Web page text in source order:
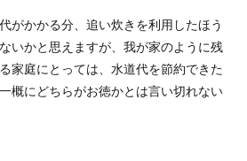
がかかる分、追い炊きを利用したほう
いかと思えますが、我が家のように残
家庭にとっては、水道代を節約できた
概にどちらがお徳かとは言い切れない